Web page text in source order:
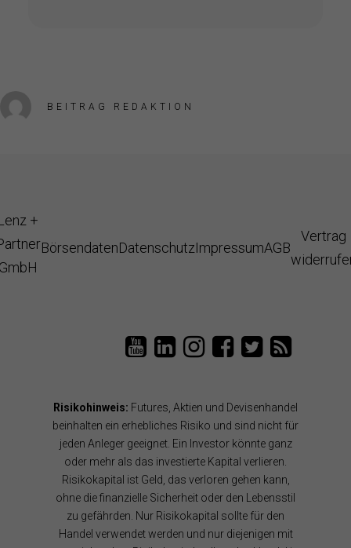
BEITRAG REDAKTION
+
BörsendatenDatenschutzImpressumAGB
Vertrag
L
e
a
r
t
n
e
r
a
u
f
Y
T
a
n
B
ö
r
s
e
n
s
o
f
L
e
n
d
P
a
r
t
n
e
r
a
L
e
n
d
P
a
r
t
n
e
r
a
Risikohinweis: Futures, Aktien und Devisenhandel
beinhalten ein erhebliches Risiko und sind nicht für
jeden Anleger geeignet. Ein Investor könnte ganz
oder mehr als das investierte Kapital verlieren.
Risikokapital ist Geld, das verloren gehen kann,
ohne die finanzielle Sicherheit oder den Lebensstil
zu gefährden. Nur Risikokapital sollte für den
Handel verwendet werden und nur diejenigen mit